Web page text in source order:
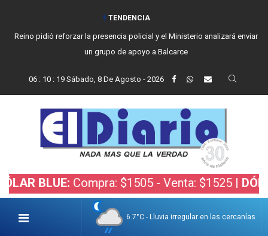
TENDENCIA
Reino pidió reforzar la presencia policial y el Ministerio analizará enviar
un grupo de apoyo a Balcarce
06 : 10 : 20 Sábado, 8 De Agosto - 2026
Compra: $1505 - Venta: $1525 |DÓLAR
6.7°C - Lluvia irregular en las cercanías